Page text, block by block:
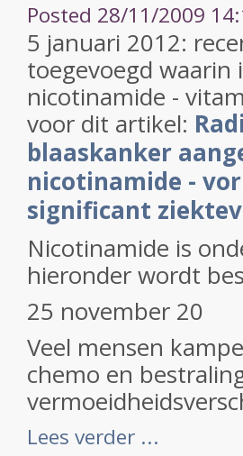
Posted 28/11/2009
5 januari 2012:
toegevoegd
nicotinamide -
voor dit artikel:
blaaskanker
nicotinamide -
significant
Nicotinamide is
hieronder wordt
25 november 20
Veel mensen
chemo en
Lees verder ...